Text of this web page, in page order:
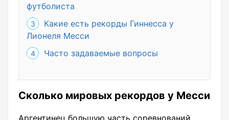
футболиста
Какие есть рекорды Гиннесса у
Лионеля Месси
Часто задаваемые вопросы
Сколько мировых рекордов у Месси